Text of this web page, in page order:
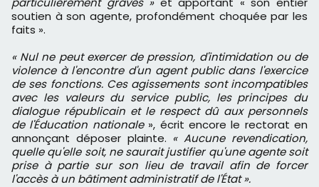
soutien à son agente, profondément choquée par les
faits ».
« Nul ne peut exercer de pression, d'intimidation ou de
violence à l'encontre d'un agent public dans l'exercice
de ses fonctions. Ces agissements sont incompatibles
avec les valeurs du service public, les principes du
dialogue républicain et le respect dû aux personnels
de l'Éducation nationale», écrit encore le rectorat en
annonçant déposer plainte. « Aucune revendication,
quelle qu'elle soit, ne saurait justifier qu'une agente soit
prise à partie sur son lieu de travail afin de forcer
l'accès à un bâtiment administratif de l'État ».